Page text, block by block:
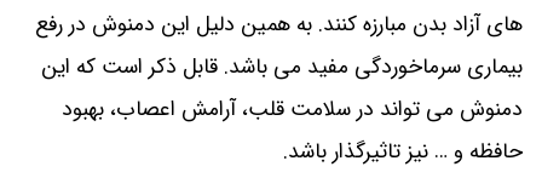
های آزاد بدن مبارزه کنند. به همین دلیل این دمنوش در رفع
بیماری سرماخوردگی مفید می باشد. قابل ذکر است که این
دمنوش می تواند در سلامت قلب، آرامش اعصاب، بهبود
حافظه و … نیز تاثیرگذار باشد.